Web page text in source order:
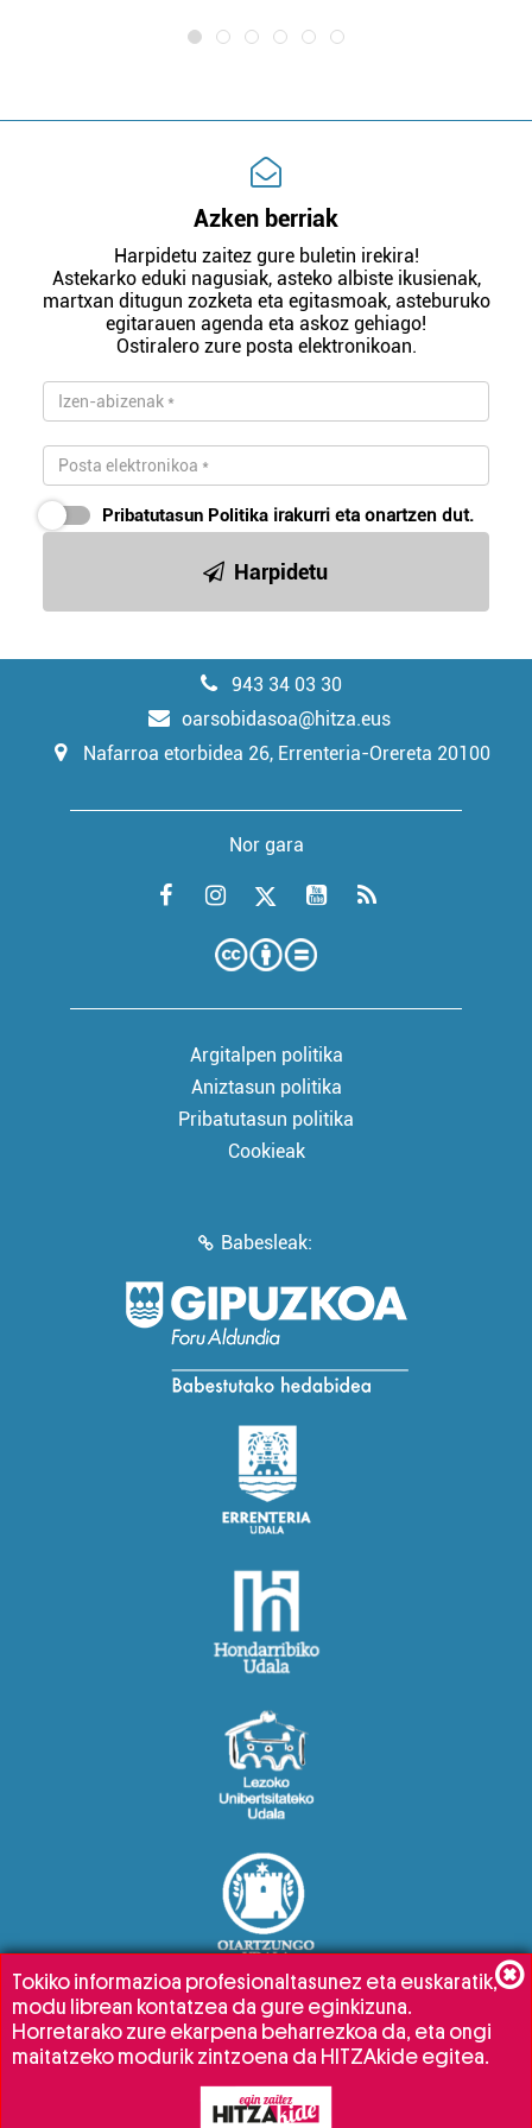
Azken berriak
Harpidetu zaitez gure buletin irekira!
Astekarko eduki nagusiak, asteko albiste ikusienak,
martxan ditugun zozketa eta egitasmoak, asteburuko
egitarauen agenda eta askoz gehiago!
Ostiralero zure posta elektronikoan.
Pribatutasun Politika irakurri eta onartzen dut.
Harpidetu
943 34 03 30
oarsobidasoa@hitza.eus
Nafarroa etorbidea 26, Errenteria-Orereta 20100
Nor gara
Argitalpen politika
Aniztasun politika
Pribatutasun politika
Cookieak
Babesleak:
Tokiko informazioa profesionaltasunez eta euskaratik,
modu librean kontatzea da gure eginkizuna.
Horretarako zure ekarpena beharrezkoa da, eta ongi
maitatzeko modurik zintzoena da HITZAkide egitea.